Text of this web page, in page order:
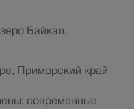
Байкал,
Приморский край
современные